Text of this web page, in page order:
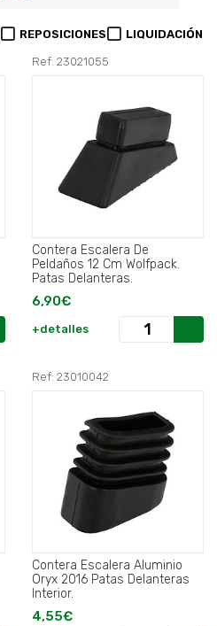
REPOSICIONES LIQUIDACIÓN
Ref: 23021055
Contera Escalera De
Peldaños 12 Cm Wolfpack.
Patas Delanteras.
6,90€
+detalles
Ref: 23010042
Contera Escalera Aluminio
Oryx 2016 Patas Delanteras
Interior.
4,55€